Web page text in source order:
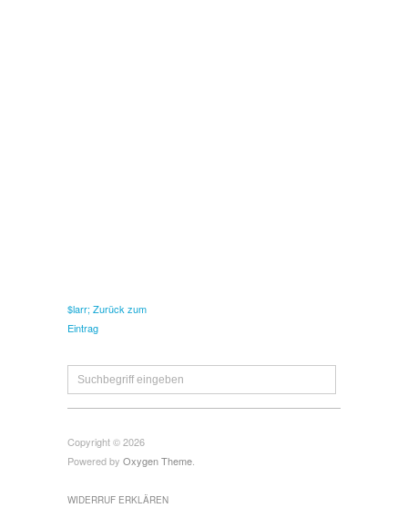
$larr; Zurück zum
Eintrag
Copyright © 2026
Powered by Oxygen Theme
WIDERRUF ERKLÄREN